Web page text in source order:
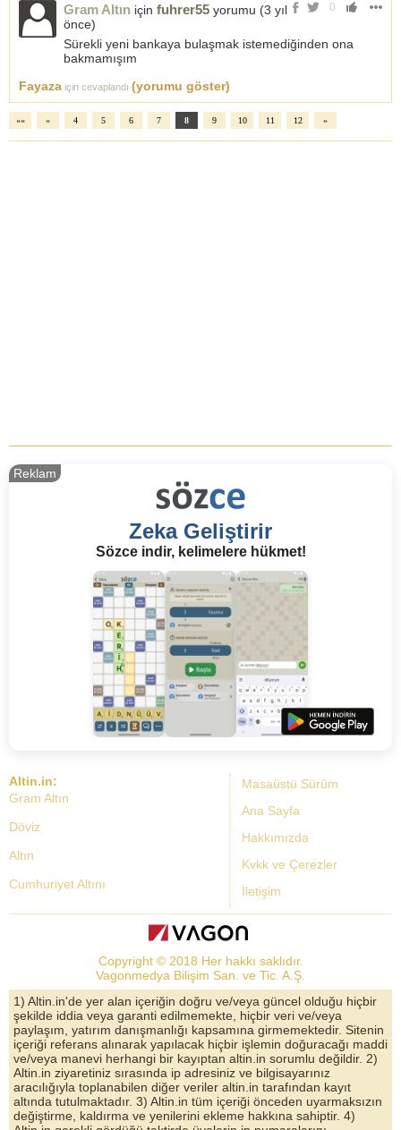
0
Gram Altın için fuhrer55 yorumu (3 yıl
önce)
Sürekli yeni bankaya bulaşmak istemediğinden ona
bakmamışım
Fayaza için cevaplandı (yorumu göster)
«« « 4 5 6 7 8 9 10 11 12 »
Zeka Geliştirir
Sözce indir, kelimelere hükmet!
Reklam
Masaüstü Sürüm
Ana Sayfa
Hakkımızda
Kvkk ve Çerezler
İletişim
Altin.in:
Gram Altın
Döviz
Altın
Cumhuriyet Altını
Dolar Kuru
Altın Yorumları
Döviz Kurları
Çeyrek Altın
Bitcoin
Euro/Dolar Parite
Copyright © 2018 Her hakkı saklıdır.
Vagonmedya Bilişim San. ve Tic. A.Ş.
1) Altin.in'de yer alan içeriğin doğru ve/veya güncel olduğu hiçbir
şekilde iddia veya garanti edilmemekte, hiçbir veri ve/veya
paylaşım, yatırım danışmanlığı kapsamına girmemektedir. Sitenin
içeriği referans alınarak yapılacak hiçbir işlemin doğuracağı maddi
ve/veya manevi herhangi bir kayıptan altin.in sorumlu değildir. 2)
Altin.in ziyaretiniz sırasında ip adresiniz ve bilgisayarınız
aracılığıyla toplanabilen diğer veriler altin.in tarafından kayıt
altında tutulmaktadır. 3) Altin.in tüm içeriği önceden uyarmaksızın
değiştirme, kaldırma ve yenilerini ekleme hakkına sahiptir. 4)